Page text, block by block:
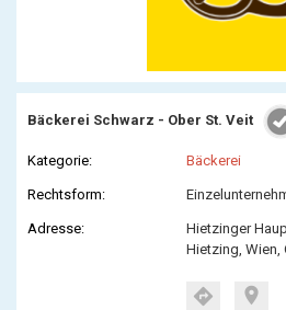
Bäckerei Schwarz - Ober St. Veit
Kategorie: Bäckerei
Rechtsform:
Adresse:
Hietzinger
Hietzing, Wien,
directions location_on